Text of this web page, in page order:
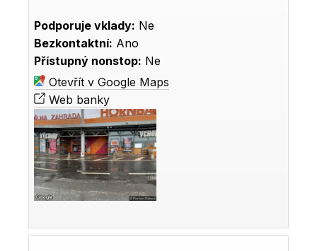
Podporuje vklady: Ne
Bezkontaktní: Ano
Přístupný nonstop: Ne
Otevřít v Google Maps
Web banky